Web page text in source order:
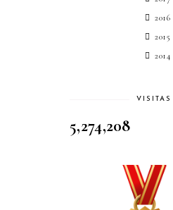
2016
2015
2014
VISITAS
5,274,208